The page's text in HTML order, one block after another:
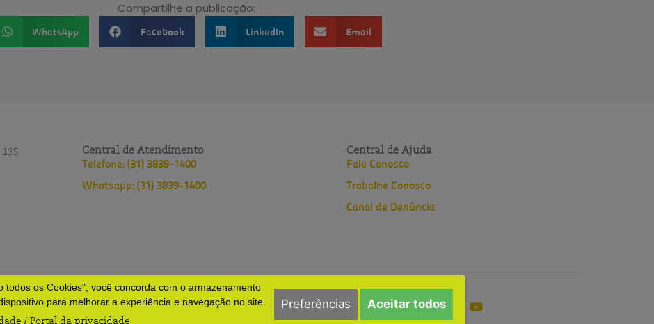
todos os Cookies", você concorda com o armazenamento
para melhorar a experiência e navegação no site.
/ Portal da privacidade
Preferências Aceitar todos
Compartilhe a publicação:
WhatsApp Facebook LinkedIn Email
Central de Atendimento
Telefone: (31) 3839-1400
Whatsapp: (31) 3839-1400
Central de Ajuda
Fale Conosco
Trabalhe Conosco
Canal de Denúncia
dvlopes Política de privacidade Políticas do HNSD